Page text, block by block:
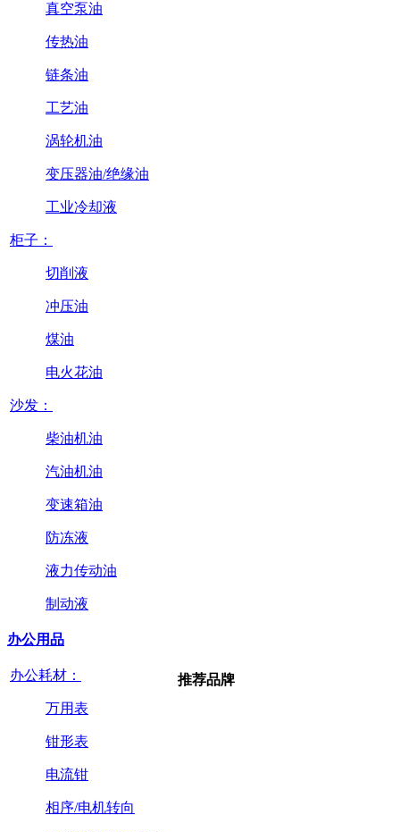
真空泵油
传热油
链条油
工艺油
涡轮机油
变压器油/绝缘油
工业冷却液
柜子：
切削液
冲压油
煤油
电火花油
沙发：
柴油机油
汽油机油
变速箱油
防冻液
液力传动油
制动液
办公用品
办公耗材：
万用表
钳形表
电流钳
相序/电机转向
推荐品牌